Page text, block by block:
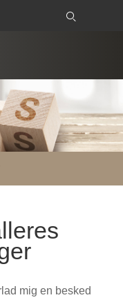
mig en besked